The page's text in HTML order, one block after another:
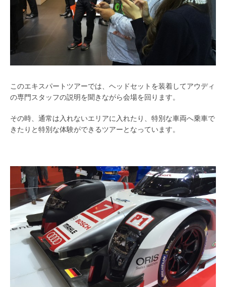
このエキスパートツアーでは、ヘッドセットを装着してアウディ
の専門スタッフの説明を聞きながら会場を回ります。
その時、通常は入れないエリアに入れたり、特別な車両へ乗車で
きたりと特別な体験ができるツアーとなっています。